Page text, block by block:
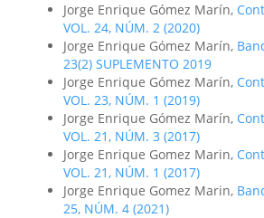
Jorge Enrique Gómez Marín,
VOL. 24, NÚM. 2 (2020)
Jorge Enrique Gómez Marín,
23(2) SUPLEMENTO 2019
Jorge Enrique Gómez Marín,
VOL. 23, NÚM. 1 (2019)
Jorge Enrique Gómez Marín,
VOL. 21, NÚM. 3 (2017)
Jorge Enrique Gomez Marin,
VOL. 21, NÚM. 1 (2017)
Jorge Enrique Gomez Marin,
25, NÚM. 4 (2021)